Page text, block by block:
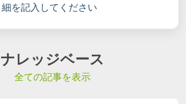
細を記入してください
ナレッジベース
全ての記事を表示